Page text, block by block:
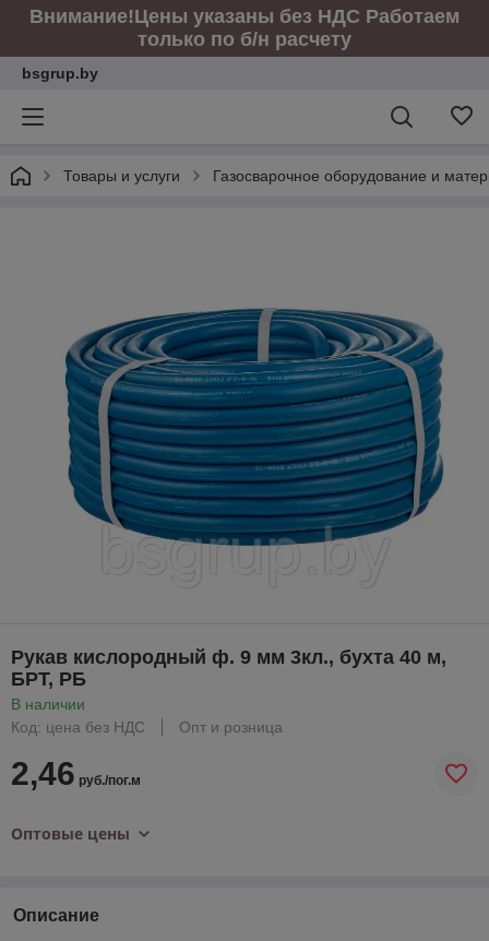
Внимание!Цены указаны без НДС Работаем
только по б/н расчету
bsgrup.by
Товары и услуги Газосварочное оборудование и
Рукав кислородный ф. 9 мм 3кл., бухта 40 м,
БРТ, РБ
В наличии
Код: цена без НДС
Опт и розница
2,46 руб./пог.м
Оптовые цены
Описание